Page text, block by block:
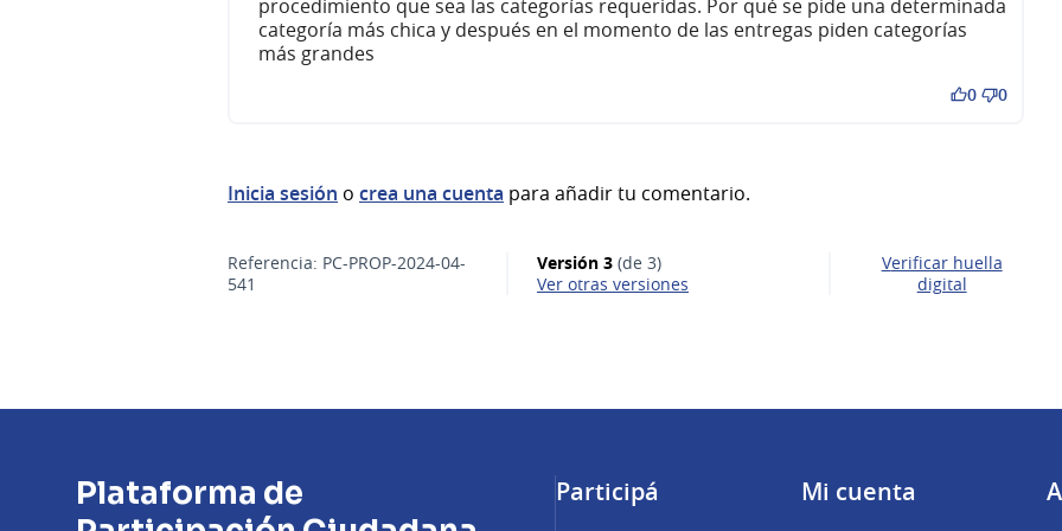
procedimiento que sea las categorías requeridas. Por qué se pide una determinada
categoría más chica y después en el momento de las entregas piden categorías
más grandes
0 0
Inicia sesión o crea una cuenta para añadir tu comentario.
Referencia: PC-PROP-2024-04-
541
Versión 3(de 3)
ver otras versiones
Verificar huella
digital
Plataforma de
Participá Mi cuenta